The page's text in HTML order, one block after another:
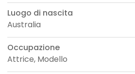
Luogo di nascita
Australia
Occupazione
Attrice, Modello